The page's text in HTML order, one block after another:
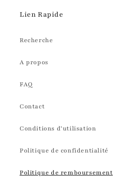
Lien Rapide
Recherche
A propos
FAQ
Contact
Conditions d'utilisation
Politique de confidentialité
Politique de remboursement